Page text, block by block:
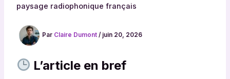
paysage radiophonique français
Par Claire Dumont / juin 20, 2026
L’article en bref